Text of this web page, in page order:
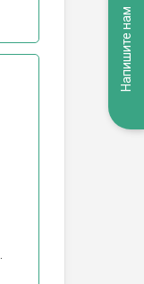
Напишите нам